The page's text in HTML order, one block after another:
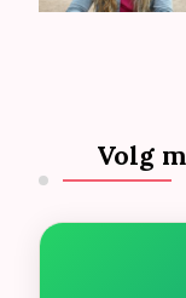
Volg